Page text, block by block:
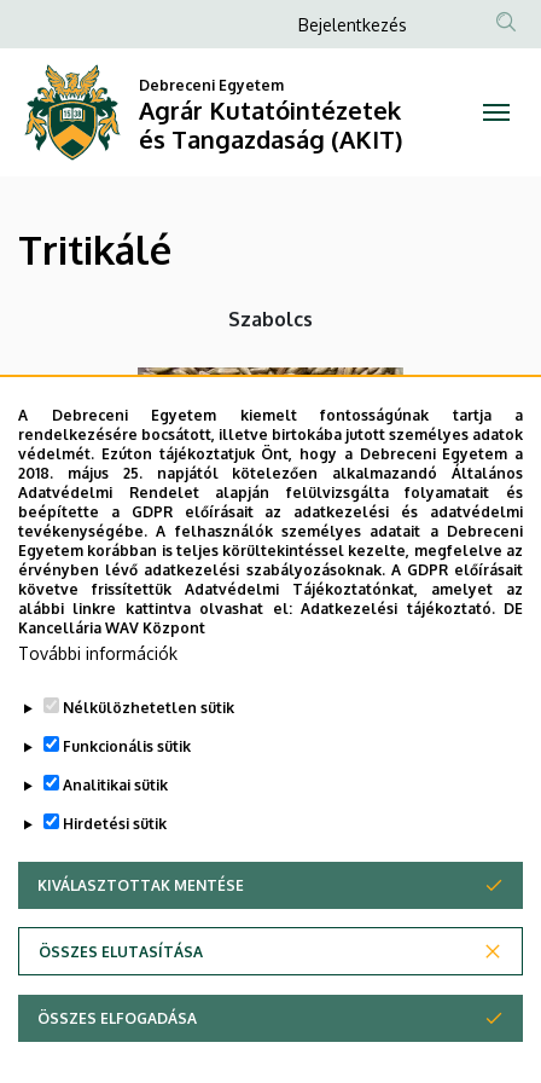
Agrár
Kutatóintézetek
Tangazdaság
a
tartalomra
Anonim
fiók
menüje
Bejelentkezés
Debreceni Egyetem
Agrár Kutatóintézetek
és Tangazdaság (AKIT)
Tritikálé
Szabolcs
Betegségekkel szemben jól ellenálló, nagy
termőképességű, magas fehérjetartalmú, étkezési célra is
Legutóbbi frissítés: 2023. 02. 16. 12:24
Adatvédelem
Copyright © 2026 Unideb
A Debreceni Egyetem kiemelt fontosságúnak tartja a
rendelkezésére bocsátott, illetve birtokába jutott személyes adatok
védelmét. Ezúton tájékoztatjuk Önt, hogy a Debreceni Egyetem a
2018. május 25. napjától kötelezően alkalmazandó Általános
Adatvédelmi Rendelet alapján felülvizsgálta folyamatait és
beépítette a GDPR előírásait az adatkezelési és adatvédelmi
tevékenységébe. A felhasználók személyes adatait a Debreceni
Egyetem korábban is teljes körültekintéssel kezelte, megfelelve az
érvényben lévő adatkezelési szabályozásoknak. A GDPR előírásait
követve frissítettük Adatvédelmi Tájékoztatónkat, amelyet az
alábbi linkre kattintva olvashat el:Adatkezelési tájékoztató. DE
Kancellária WAV Központ
További információk
Nélkülözhetetlen sütik
Funkcionális sütik
Analitikai sütik
Hirdetési sütik
KIVÁLASZTOTTAK MENTÉSE
ÖSSZES ELUTASÍTÁSA
WITHDRAW CONSENT
ÖSSZES ELFOGADÁSA